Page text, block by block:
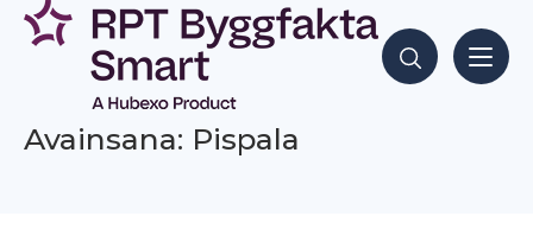
Siirry
sisältöön
Hae sisältöjä
Avainsana: Pispala